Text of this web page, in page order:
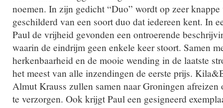
noemen. In zijn gedicht “Duo” wordt op zeer
geschilderd van een soort duo dat iedereen kent. In
Paul de vrijheid gevonden een ontroerende
waarin de eindrijm geen enkele keer stoort. Samen
herkenbaarheid en de mooie wending in de laatste
het meest van alle inzendingen de eerste prijs.
Almut Krauss zullen samen naar Groningen afreizen
te verzorgen. Ook krijgt Paul een gesigneerd